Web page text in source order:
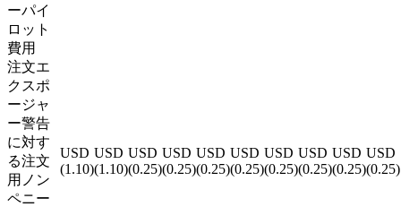
ーパイ
ロット
費用
注文エ
クスポ
ージャ
ー警告
に対す
る注文
用ノン
ペニー
USD
(1.10)
USD
(1.10)
USD
(0.25)
USD
(0.25)
USD
(0.25)
USD
(0.25)
USD
(0.25)
USD
(0.25)
USD
(0.25)
USD
(0.25)